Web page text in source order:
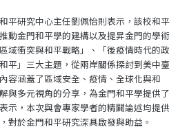
平研究中心主任劉佩怡則表示，該校和平
動金門和平學的建構以及提昇金門的學術
域衝突與和平戰略」、「後疫情時代的政
平」三大主題，從兩岸關係探討到美中臺
容涵蓋了區域安全、疫情、全球化與和
與多元視角的分享，為金門和平學提供了
示，本次與會專家學者的精闢論述均提供
對於金門和平研究深具啟發與助益。